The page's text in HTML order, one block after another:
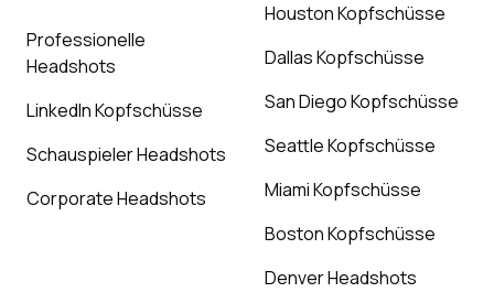
Professionelle
Headshots
LinkedIn Kopfschüsse
Schauspieler Headshots
Corporate Headshots
Houston Kopfschüsse
Dallas Kopfschüsse
San Diego Kopfschüsse
Seattle Kopfschüsse
Miami Kopfschüsse
Boston Kopfschüsse
Denver Headshots